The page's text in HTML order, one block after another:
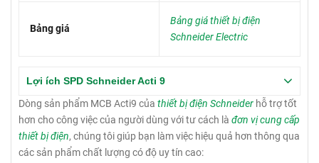
Bảng giá
Bảng giá thiết bị điện
Schneider Electric
Lợi ích SPD Schneider Acti 9
Dòng sản phẩm MCB Acti9 của thiết bị điện Schneider hỗ trợ tốt
hơn cho công việc của người dùng với tư cách là đơn vị cung cấp
thiết bị điện, chúng tôi giúp bạn làm việc hiệu quả hơn thông qua
các sản phẩm chất lượng có độ uy tín cao: